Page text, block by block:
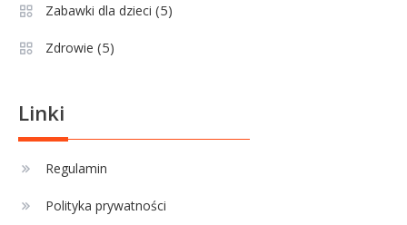
Jagiellonia Białystok rankingi w
4 Sport
strzelców Primera División
Zabawki dla dzieci (5)
Zdrowie (5)
Linki
Regulamin
Polityka prywatności